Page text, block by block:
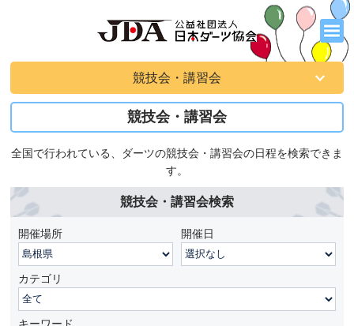
競技会・講習会
競技会・講習会
全国で行われている、ダーツの競技会・講習会の日程を検索できま
す。
競技会・講習会検索
開催場所 開催日
カテゴリ